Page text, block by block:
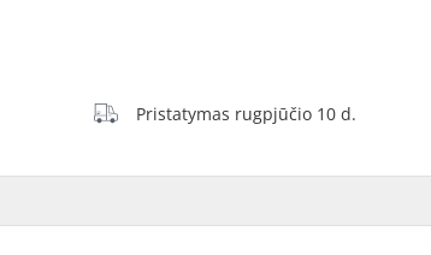
Pristatymas rugpjūčio 10 d.